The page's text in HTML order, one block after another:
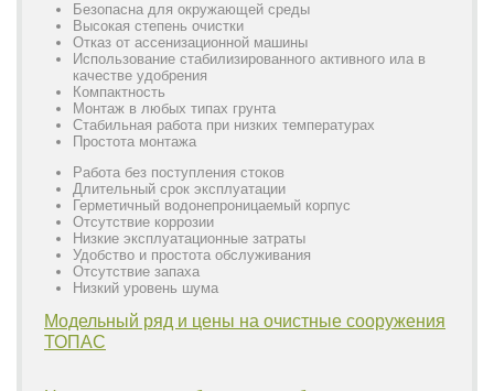
Безопасна для окружающей среды
Высокая степень очистки
Отказ от ассенизационной машины
Использование стабилизированного активного ила в
качестве удобрения
Компактность
Монтаж в любых типах грунта
Стабильная работа при низких температурах
Простота монтажа
Работа без поступления стоков
Длительный срок эксплуатации
Герметичный водонепроницаемый корпус
Отсутствие коррозии
Низкие эксплуатационные затраты
Удобство и простота обслуживания
Отсутствие запаха
Низкий уровень шума
Модельный ряд и цены на очистные сооружения
ТОПАС